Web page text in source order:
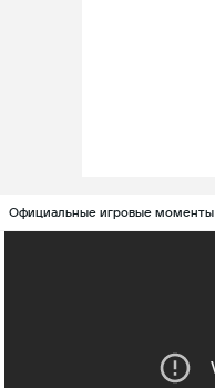
Официальные игровые моменты